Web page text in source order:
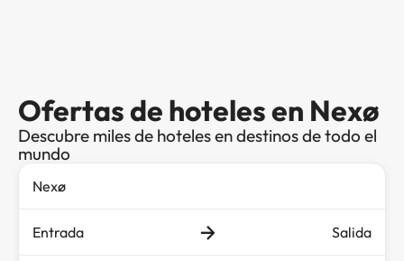
Ofertas de hoteles en Nexø
Descubre miles de hoteles en destinos de todo el
mundo
Entrada Salida